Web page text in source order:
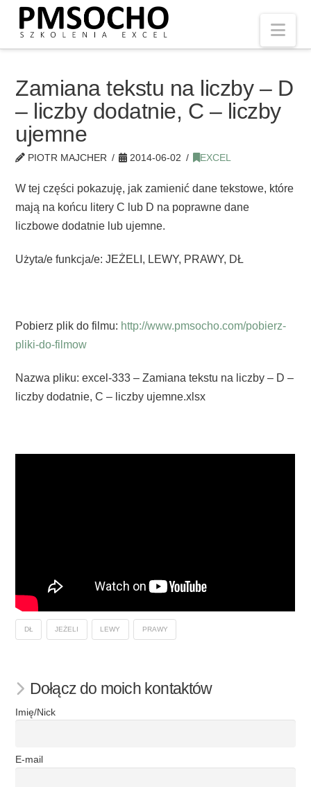
Zamiana tekstu na liczby – D
– liczby dodatnie, C – liczby
ujemne
PIOTR MAJCHER 2014-06-02 EXCEL
W tej części pokazuję, jak zamienić dane tekstowe, które
mają na końcu litery C lub D na poprawne dane
liczbowe dodatnie lub ujemne.
Użyta/e funkcja/e: JEŻELI, LEWY, PRAWY, DŁ
Pobierz plik do filmu: http://www.pmsocho.com/pobierz-
pliki-do-filmow
Nazwa pliku: excel-333 – Zamiana tekstu na liczby – D –
liczby dodatnie, C – liczby ujemne.xlsx
DŁ JEŻELI LEWY PRAWY
Dołącz do moich kontaktów
Imię/Nick
E-mail